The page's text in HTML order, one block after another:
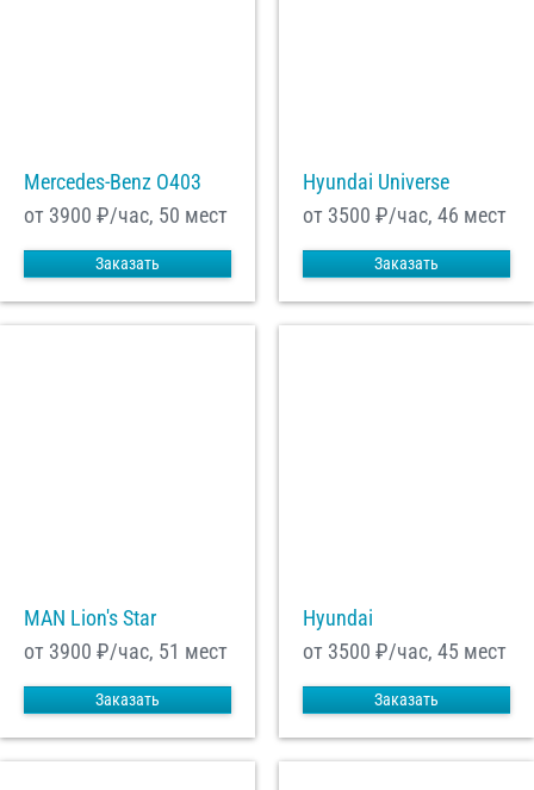
Mercedes-Benz О403
от 3900 ₽/час, 50 мест
Заказать
Hyundai Universe
от 3500 ₽/час, 46 мест
Заказать
MAN Lion's Star
от 3900 ₽/час, 51 мест
Заказать
Hyundai
от 3500 ₽/час, 45 мест
Заказать